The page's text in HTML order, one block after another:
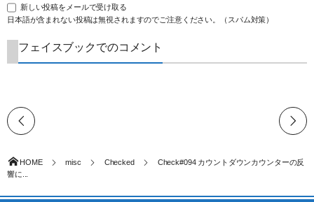
新しい投稿をメールで受け取る
日本語が含まれない投稿は無視されますのでご注意ください。（スパム対策）
フェイスブックでのコメント
HOME misc Checked
Check#094 カウントダウンカウンターの反
響に...